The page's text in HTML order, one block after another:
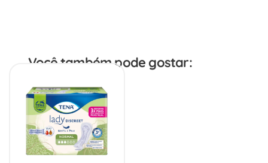
Você também pode gostar: